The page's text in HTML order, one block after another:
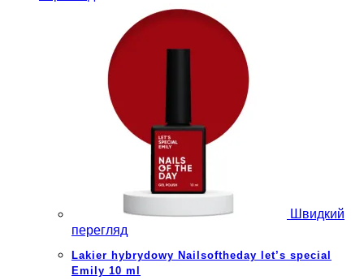
Швидкий
перегляд
Lakier hybrydowy Nailsoftheday let’s special
Emily 10 ml